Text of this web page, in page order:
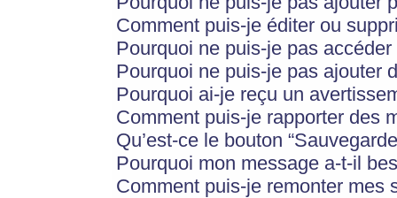
Comment puis-je éditer ou
Pourquoi ne puis-je pas
Pourquoi ne puis-je pas ajouter
Pourquoi ai-je reçu un
Comment puis-je rapporter des
Qu’est-ce le bouton
Pourquoi mon message a-t-il
Comment puis-je remonter mes